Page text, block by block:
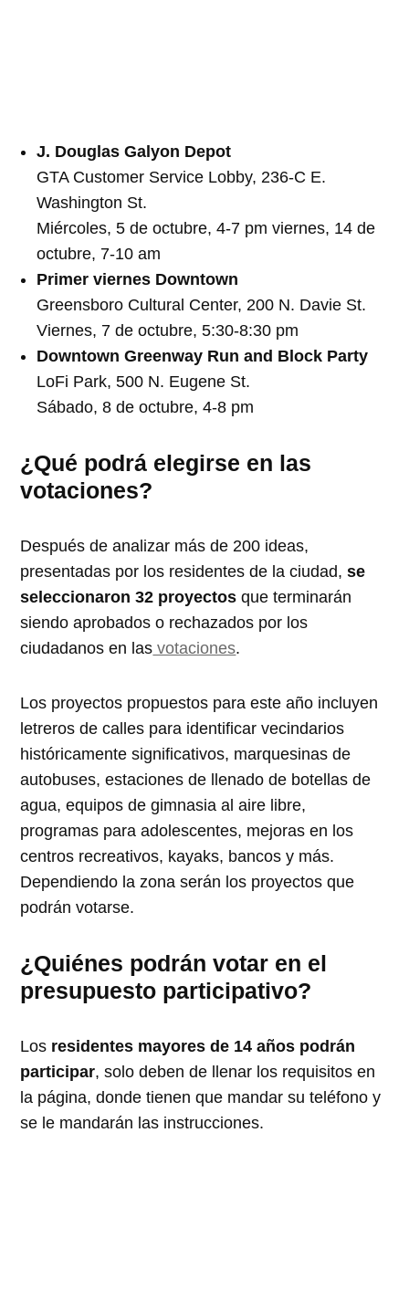
J. Douglas Galyon Depot
GTA Customer Service Lobby, 236-C E.
Washington St.
Miércoles, 5 de octubre, 4-7 pm viernes, 14 de
octubre, 7-10 am
Primer viernes Downtown
Greensboro Cultural Center, 200 N. Davie St.
Viernes, 7 de octubre, 5:30-8:30 pm
Downtown Greenway Run and Block Party
LoFi Park, 500 N. Eugene St.
Sábado, 8 de octubre, 4-8 pm
¿Qué podrá elegirse en las
votaciones?
Después de analizar más de 200 ideas,
presentadas por los residentes de la ciudad,se
seleccionaron 32 proyectos que terminarán
siendo aprobados o rechazados por los
ciudadanos en las votaciones.
Los proyectos propuestos para este año incluyen
letreros de calles para identificar vecindarios
históricamente significativos, marquesinas de
autobuses, estaciones de llenado de botellas de
agua, equipos de gimnasia al aire libre,
programas para adolescentes, mejoras en los
centros recreativos, kayaks, bancos y más.
Dependiendo la zona serán los proyectos que
podrán votarse.
¿Quiénes podrán votar en el
presupuesto participativo?
Los residentes mayores de 14 años podrán
participar, solo deben de llenar los requisitos en
la página, donde tienen que mandar su teléfono y
se le mandarán las instrucciones.